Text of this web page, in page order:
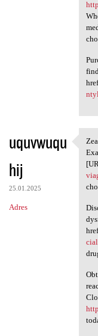
ntyl
uquvwuqu
hij
25.01.2025
Adres